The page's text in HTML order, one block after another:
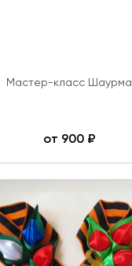
Мастер-класс Шаурма
от 900₽